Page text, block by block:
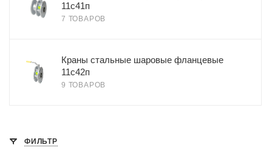
11с41п
7 ТОВАРОВ
Краны стальные шаровые фланцевые
11с42п
9 ТОВАРОВ
ФИЛЬТР